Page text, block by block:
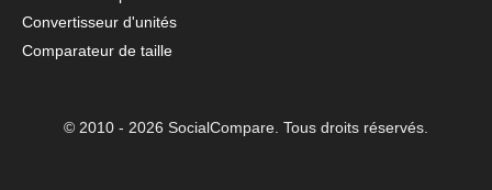
Convertisseur d'unités
Comparateur de taille
© 2010 - 2026 SocialCompare. Tous droits réservés.